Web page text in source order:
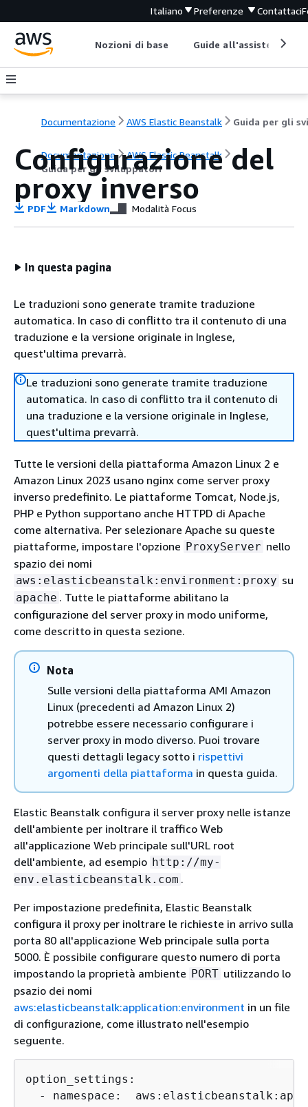
Italiano Preferenze Contattaci
Nozioni di base Guide all'assistenza
Documentazione AWS Elastic Beanstalk
Documentazione
AWS Elastic Beanstalk
Guida per gli sviluppatori
Configurazione del
proxy inverso
PDF Markdown Modalità Focus
In questa pagina
Le traduzioni sono generate tramite traduzione
automatica. In caso di conflitto tra il contenuto di una
traduzione e la versione originale in Inglese,
quest'ultima prevarrà.
Le traduzioni sono generate tramite traduzione
automatica. In caso di conflitto tra il contenuto di
una traduzione e la versione originale in Inglese,
quest'ultima prevarrà.
Tutte le versioni della piattaforma Amazon Linux 2 e
Amazon Linux 2023 usano nginx come server proxy
inverso predefinito. Le piattaforme Tomcat, Node.js,
PHP e Python supportano anche HTTPD di Apache
come alternativa. Per selezionare Apache su queste
piattaforme, impostare l'opzione ProxyServer nello
spazio dei nomi
aws:elasticbeanstalk:environment:proxy su
apache . Tutte le piattaforme abilitano la
configurazione del server proxy in modo uniforme,
come descritto in questa sezione.
Nota
Sulle versioni della piattaforma AMI Amazon
Linux (precedenti ad Amazon Linux 2)
potrebbe essere necessario configurare i
server proxy in modo diverso. Puoi trovare
questi dettagli legacy sotto i rispettivi
argomenti della piattaforma in questa guida.
Elastic Beanstalk configura il server proxy nelle istanze
dell'ambiente per inoltrare il traffico Web
all'applicazione Web principale sull'URL root
dell'ambiente, ad esempio http://my-
env.elasticbeanstalk.com .
Per impostazione predefinita, Elastic Beanstalk
configura il proxy per inoltrare le richieste in arrivo sulla
porta 80 all'applicazione Web principale sulla porta
5000. È possibile configurare questo numero di porta
impostando la proprietà ambiente PORT utilizzando lo
psazio dei nomi
aws:elasticbeanstalk:application:environment in un file
di configurazione, come illustrato nell'esempio
seguente.
option_settings:
- namespace: